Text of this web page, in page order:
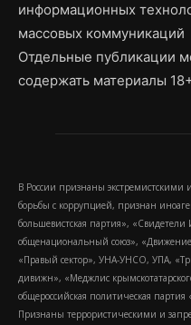
информационных
массовых коммуникаций
Отдельные публикации
содержать материалы
В России признаны
борьбы с коррупцией, признан
большевистская партия»,
общенациональный союз»,
«Правый сектор», УНА-УНСО, УПА,
дивижн», «Меджлис
общероссийская политическая
Признаны террористическими и